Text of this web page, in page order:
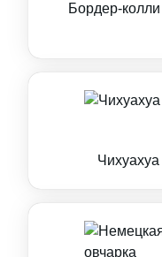
Бордер-колли
Чихуахуа